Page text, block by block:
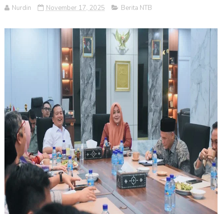
Nurdin November 17, 2025 Berita NTB